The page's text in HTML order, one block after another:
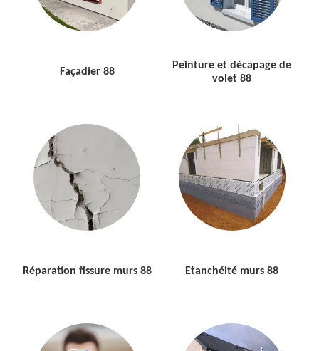
Façadier 88
Peinture et décapage de
volet 88
Réparation fissure murs 88 Etanchéité murs 88